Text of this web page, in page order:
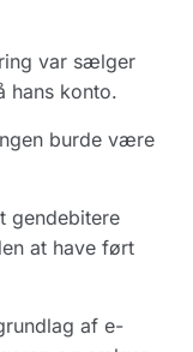
var sælger
hans konto.
burde være
gendebitere
at have ført
af e-